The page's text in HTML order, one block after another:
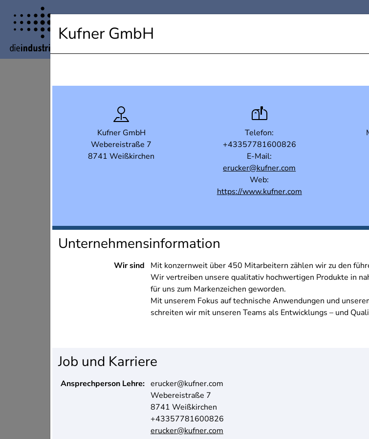
Industrielandkarte Steiermark
Kufner GmbH
Kufner GmbH
Webereistraße 7
8741 Weißkirchen
Telefon:
+43357781600826
E-Mail:
erucker@kufner.com
Web:
https://www.kufner.com
Unternehmensinformation
Wir sind
Mit konzernweit über 450 Mitarbeitern zählen wir zu den
Wir vertreiben unsere qualitativ hochwertigen Produkte in
für uns zum Markenzeichen geworden.
Mit unserem Fokus auf technische Anwendungen und
schreiten wir mit unseren Teams als Entwicklungs – und
Job und Karriere
Ansprechperson Lehre: erucker@kufner.com
Webereistraße 7
8741 Weißkirchen
+43357781600826
erucker@kufner.com